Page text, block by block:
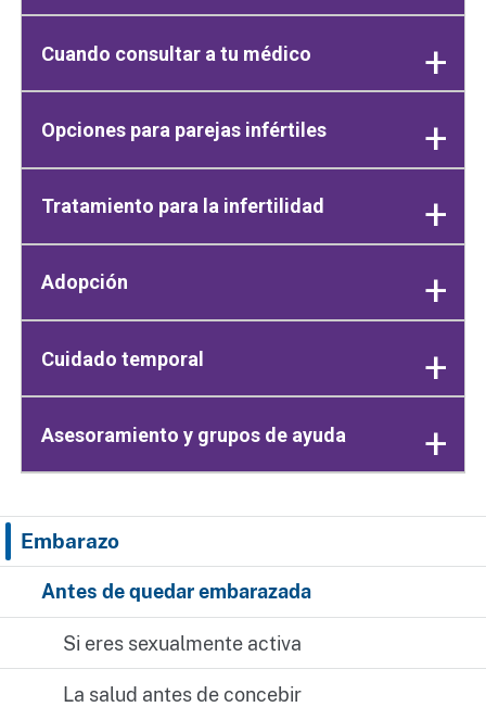
Embarazo
Antes de quedar embarazada
Si eres sexualmente activa
La salud antes de concebir
Cuando consultar a tu médico
Opciones para parejas infértiles
Tratamiento para la infertilidad
Adopción
Cuidado temporal
Asesoramiento y grupos de ayuda